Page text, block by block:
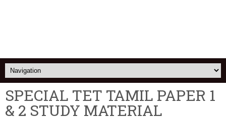
SPECIAL TET TAMIL PAPER 1
& 2 STUDY MATERIAL